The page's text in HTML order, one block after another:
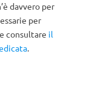
davvero per
per
consultare il
.